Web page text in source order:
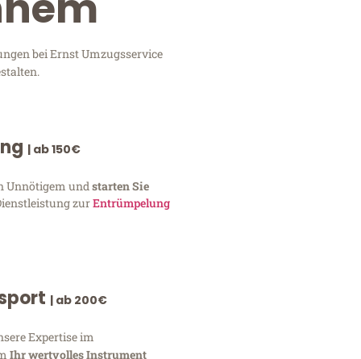
bei Ernst Umzugsservice
| ab 150€
Unnötigem und starten Sie
zurEntrümpelung
| ab 200€
Expertise im
Ihr wertvolles Instrument